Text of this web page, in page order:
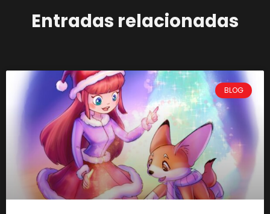
Entradas relacionadas
BLOG